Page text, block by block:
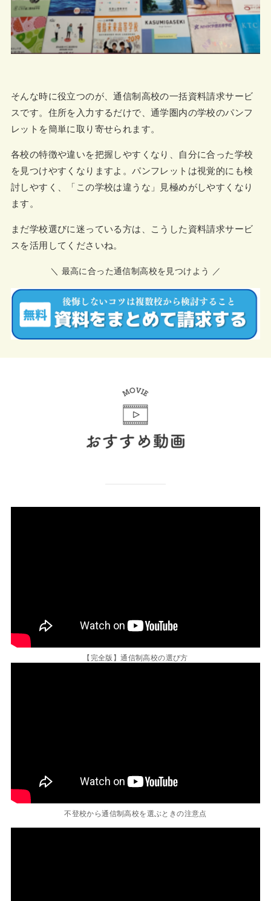
そんな時に役立つのが、通信制高校の一括資料請求サービ
スです。住所を入力するだけで、通学圏内の学校のパンフ
レットを簡単に取り寄せられます。
各校の特徴や違いを把握しやすくなり、自分に合った学校
を見つけやすくなりますよ。パンフレットは視覚的にも検
討しやすく、「この学校は違うな」見極めがしやすくなり
ます。
まだ学校選びに迷っている方は、こうした資料請求サービ
スを活用してくださいね。
＼ 最高に合った通信制高校を見つけよう ／
【完全版】通信制高校の選び方
不登校から通信制高校を選ぶときの注意点